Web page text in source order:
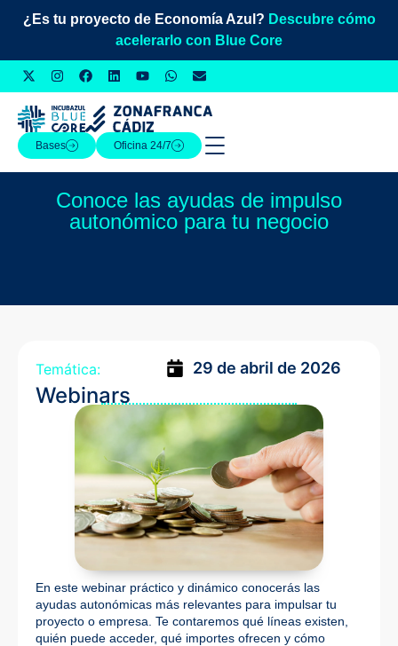
¿Es tu proyecto de Economía Azul? Descubre cómo
acelerarlo con Blue Core
Bases Oficina 24/7
Conoce las ayudas de impulso
autonómico para tu negocio
29 de abril de 2026
Temática:
Webinars
En este webinar práctico y dinámico conocerás las
ayudas autonómicas más relevantes para impulsar tu
proyecto o empresa. Te contaremos qué líneas existen,
quién puede acceder, qué importes ofrecen y cómo